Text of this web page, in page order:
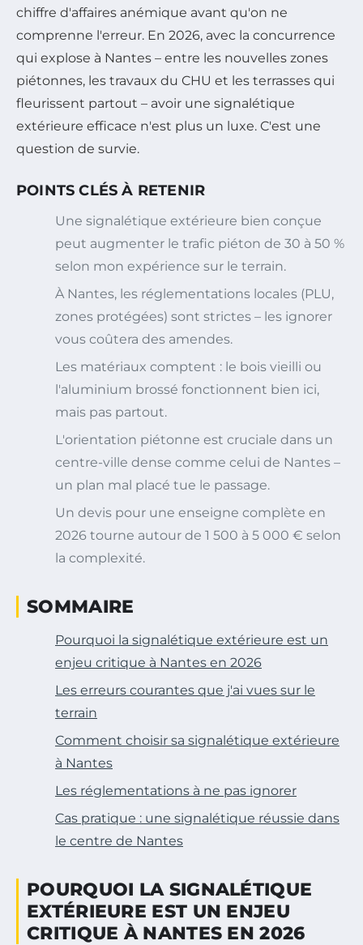
chiffre d'affaires anémique avant qu'on ne
comprenne l'erreur. En 2026, avec la concurrence
qui explose à Nantes – entre les nouvelles zones
piétonnes, les travaux du CHU et les terrasses qui
fleurissent partout – avoir une signalétique
extérieure efficace n'est plus un luxe. C'est une
question de survie.
POINTS CLÉS À RETENIR
Une signalétique extérieure bien conçue
peut augmenter le trafic piéton de 30 à 50 %
selon mon expérience sur le terrain.
À Nantes, les réglementations locales (PLU,
zones protégées) sont strictes – les ignorer
vous coûtera des amendes.
Les matériaux comptent : le bois vieilli ou
l'aluminium brossé fonctionnent bien ici,
mais pas partout.
L'orientation piétonne est cruciale dans un
centre-ville dense comme celui de Nantes –
un plan mal placé tue le passage.
Un devis pour une enseigne complète en
2026 tourne autour de 1 500 à 5 000 € selon
la complexité.
SOMMAIRE
Pourquoi la signalétique extérieure est un
enjeu critique à Nantes en 2026
Les erreurs courantes que j'ai vues sur le
terrain
Comment choisir sa signalétique extérieure
à Nantes
Les réglementations à ne pas ignorer
Cas pratique : une signalétique réussie dans
le centre de Nantes
POURQUOI LA SIGNALÉTIQUE
EXTÉRIEURE EST UN ENJEU
CRITIQUE À NANTES EN 2026